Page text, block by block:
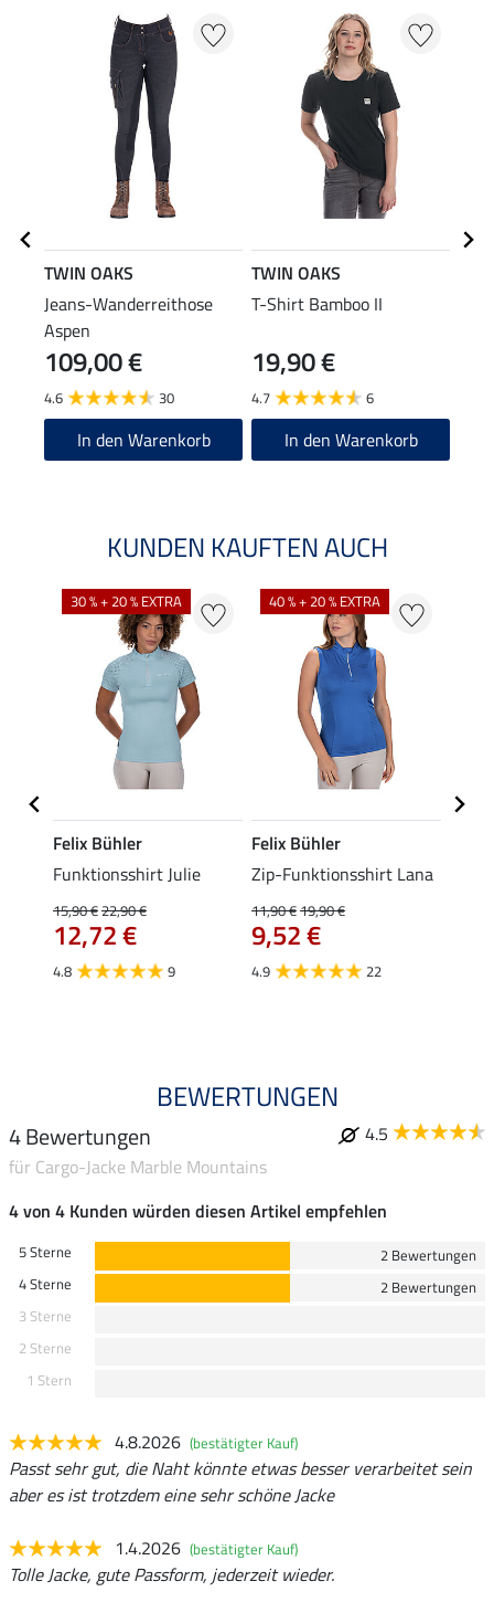
TWIN OAKS
Jeans-Wanderreithose
Aspen
109,00 €
4.6 30
In den Warenkorb
TWIN OAKS
T-Shirt Bamboo II
19,90 €
4.7 6
In den Warenkorb
KUNDEN KAUFTEN AUCH
30 % + 20 % EXTRA
Felix Bühler
Funktionsshirt Julie
15,90 €22,90 €
12,72 €
4.8 9
40 % + 20 % EXTRA
Felix Bühler
Zip-Funktionsshirt Lana
11,90 €19,90 €
9,52 €
4.9 22
BEWERTUNGEN
4 Bewertungen
4.5
für Cargo-Jacke Marble Mountains
4 von 4 Kunden würden diesen Artikel empfehlen
5 Sterne
2 Bewertungen
4 Sterne
2 Bewertungen
3 Sterne
2 Sterne
1 Stern
4.8.2026 (bestätigter Kauf)
Passt sehr gut, die Naht könnte etwas besser verarbeitet sein
aber es ist trotzdem eine sehr schöne Jacke
1.4.2026 (bestätigter Kauf)
Tolle Jacke, gute Passform, jederzeit wieder.